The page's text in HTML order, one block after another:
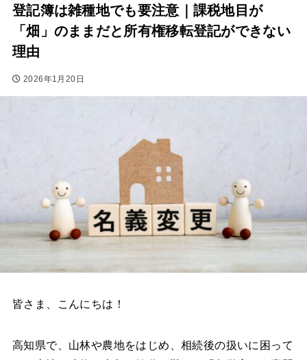
登記簿は雑種地でも要注意｜課税地目が
「畑」のままだと所有権移転登記ができない
理由
2026年1月20日
皆さま、こんにちは！
高知県で、山林や農地をはじめ、相続後の扱いに困って